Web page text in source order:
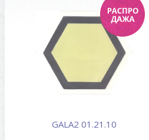
GALA2 01.21.10